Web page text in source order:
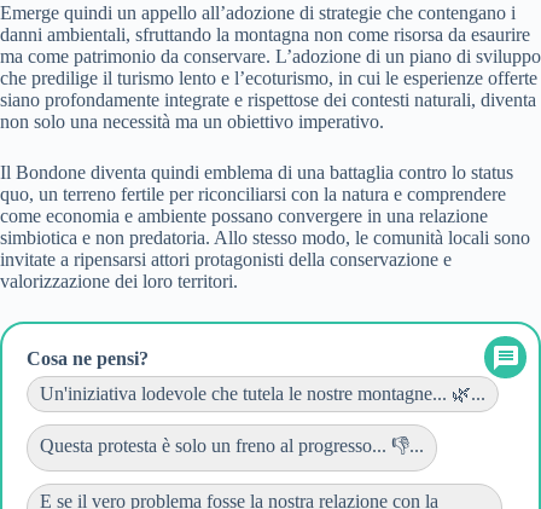
Emerge quindi un appello all’adozione di strategie che contengano i
danni ambientali, sfruttando la montagna non come risorsa da esaurire
ma come patrimonio da conservare. L’adozione di un piano di sviluppo
che predilige il turismo lento e l’ecoturismo, in cui le esperienze offerte
siano profondamente integrate e rispettose dei contesti naturali, diventa
non solo una necessità ma un obiettivo imperativo.
Il Bondone diventa quindi emblema di una battaglia contro lo status
quo, un terreno fertile per riconciliarsi con la natura e comprendere
come economia e ambiente possano convergere in una relazione
simbiotica e non predatoria. Allo stesso modo, le comunità locali sono
invitate a ripensarsi attori protagonisti della conservazione e
valorizzazione dei loro territori.
Cosa ne pensi?
Un'iniziativa lodevole che tutela le nostre montagne... 🌿...
Questa protesta è solo un freno al progresso... 👎...
E se il vero problema fosse la nostra relazione con la